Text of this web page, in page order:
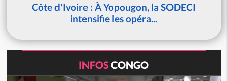
Côte d'Ivoire : À Yopougon, la SODECI
intensifie les opéra...
INFOSCONGO